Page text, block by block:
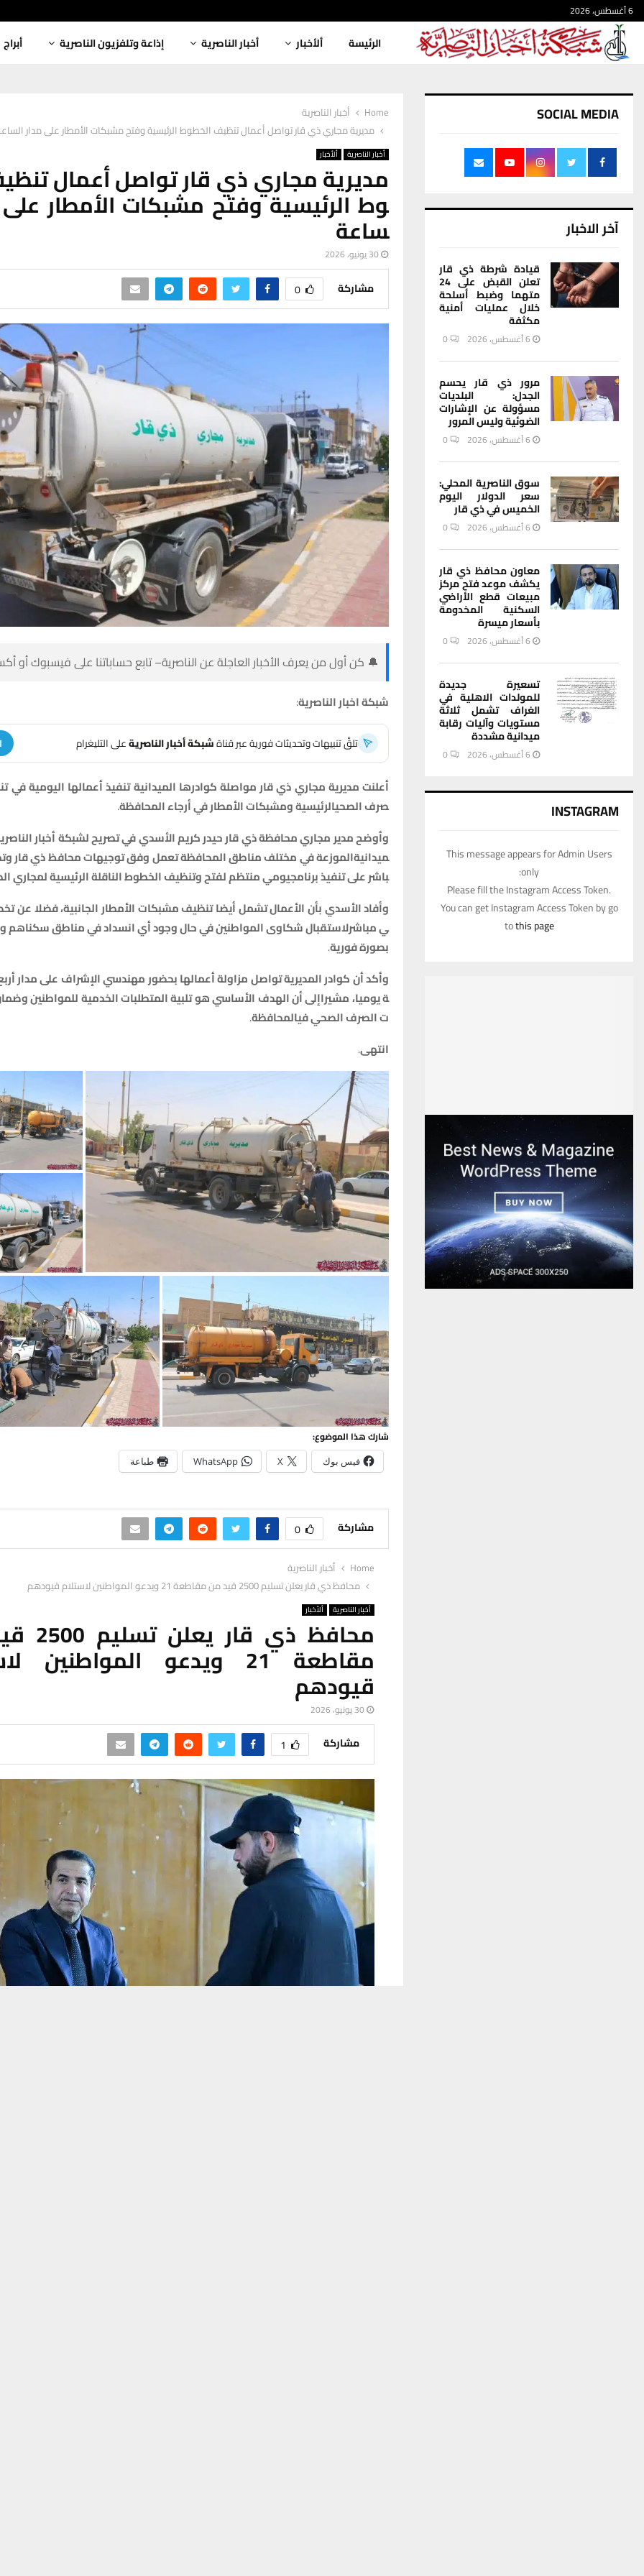
6 أغسطس، 2026
الرئيسة ألأخبار أخبار الناصرية إذاعة وتلفزيون الناصرية أبراج
Home
أخبار الناصرية
مديرية مجاري ذي قار تواصل أعمال تنظيف الخطوط الرئيسية وفتح مشبكات الأمطار على مدار
أخبار الناصرية ألأخبار
مديرية مجاري ذي قار تواصل أعمال
وط الرئيسية وفتح مشبكات الأمطار على
ساعة
30 يونيو، 2026
مشاركة 0
🔔 كن أول من يعرف الأخبار العاجلة عن الناصرية– تابع حساباتنا على فيسبوك أو
شبكةاخبارالناصرية:
تلقَّ تنبيهات وتحديثات فورية عبر قناةشبكة أخبار الناصريةعلى التليغرام
أعلنتمديريةمجاريذيقار مواصلةكوادرها الميدانيةتنفيذأعمالها اليوميةفي
صرفالصحيالرئيسيةومشبكاتالأمطارفيأرجاءالمحافظة.
وأوضحمدير مجاريمحافظةذيقارحيدركريمالأسديفيتصريحلشبكةأخبار
ميدانيةالموزعةفيمختلفمناطقالمحافظةتعملوفقتوجيهاتمحافظذيقار
باشرعلىتنفيذبرنامجيوميمنتظملفتحوتنظيفالخطوطالناقلةالرئيسيةلمجاري
وأفادالأسديبأنالأعمالتشملأيضاتنظيفمشبكاتالأمطار الجانبية،فضلاعن
يمباشرلاستقبالشكاوىالمواطنينفيحالوجودأيانسدادفيمناطقسكناهم
بصورةفورية.
وأكدأنكوادرالمديريةتواصلمزاولةأعمالهابحضور مهندسيالإشرافعلىمدار
ةيوميا،مشيراإلىأنالهدفالأساسيهوتلبيةالمتطلباتالخدميةللمواطنين
تالصرفالصحيفيالمحافظة.
انتهى.
شارك هذا الموضوع:
فيس بوك X
WhatsApp طباعة
مشاركة 0
Home
أخبار الناصرية
محافظ ذي قار يعلن تسليم 2500 قيد من مقاطعة 21 ويدعو المواطنين لاستلام قيودهم
أخبار الناصرية ألأخبار
محافظ
مقاطعة 21 ويدعو المواطنين
قيودهم
30 يونيو، 2026
مشاركة 1
SOCIAL MEDIA
آخر الاخبار
قيادة شرطة ذي قار
تعلن القبض على 24
متهما وضبط أسلحة
خلال عمليات أمنية
مكثفة
6 أغسطس، 2026 0
مرور ذي قار يحسم
الجدل: البلديات
مسؤولة عن الإشارات
الضوئية وليس المرور
6 أغسطس، 2026 0
سوق الناصرية المحلي:
سعر الدولار اليوم
الخميس في ذي قار
6 أغسطس، 2026 0
معاون محافظ ذي قار
يكشف موعد فتح مركز
مبيعات قطع الأراضي
السكنية المخدومة
بأسعار ميسرة
6 أغسطس، 2026 0
تسعيرة جديدة
للمولدات الاهلية في
الغراف تشمل ثلاثة
مستويات وآليات رقابة
ميدانية مشددة
6 أغسطس، 2026 0
INSTAGRAM
This message appears for Admin Users
only:
Please fill the Instagram Access Token.
You can get Instagram Access Token by go
tothis page